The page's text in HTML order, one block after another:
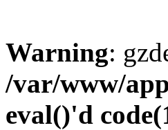
Warning:
/var/www/
eval()'d